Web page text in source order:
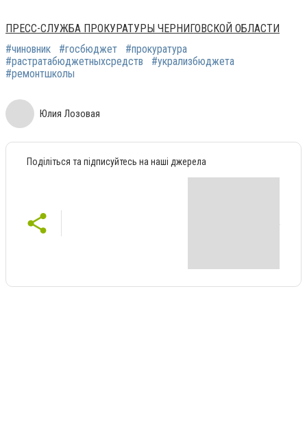
ПРЕСС-СЛУЖБА ПРОКУРАТУРЫ ЧЕРНИГОВСКОЙ ОБЛАСТИ
#чиновник
#госбюджет
#прокуратура
#растратабюджетныхсредств
#укрализбюджета
#ремонтшколы
Юлия Лозовая
Поділіться та підписуйтесь на наші джерела